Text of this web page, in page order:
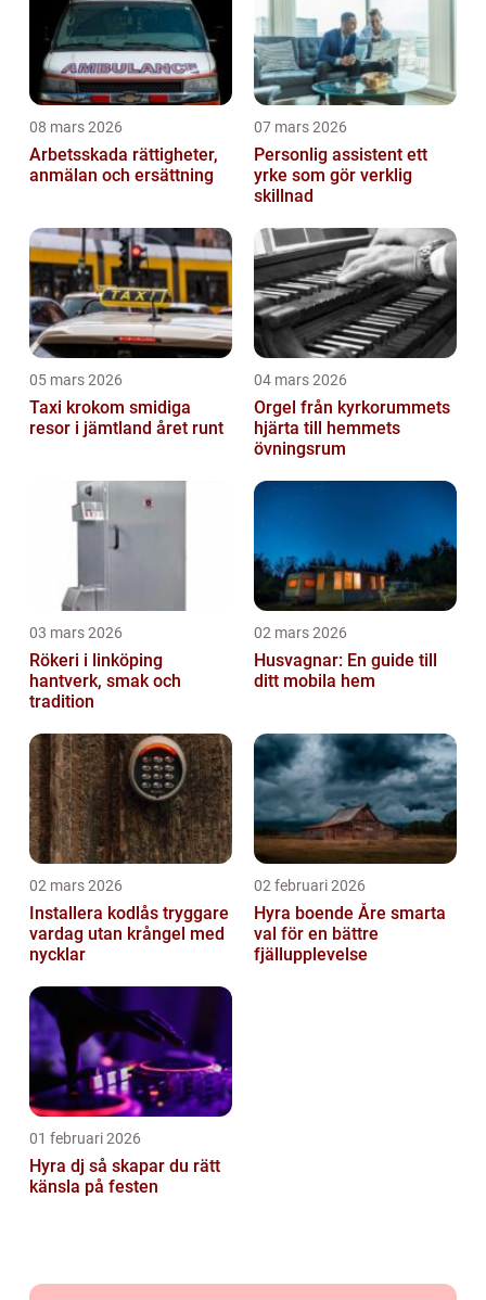
08 mars 2026
Arbetsskada rättigheter,
anmälan och ersättning
07 mars 2026
Personlig assistent ett
yrke som gör verklig
skillnad
05 mars 2026
Taxi krokom smidiga
resor i jämtland året runt
04 mars 2026
Orgel från kyrkorummets
hjärta till hemmets
övningsrum
03 mars 2026
Rökeri i linköping
hantverk, smak och
tradition
02 mars 2026
Husvagnar: En guide till
ditt mobila hem
02 mars 2026
Installera kodlås tryggare
vardag utan krångel med
nycklar
02 februari 2026
Hyra boende Åre smarta
val för en bättre
fjällupplevelse
01 februari 2026
Hyra dj så skapar du rätt
känsla på festen